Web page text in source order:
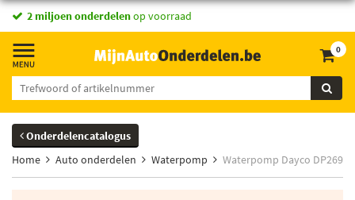
2 miljoen onderdelenop voorraad
0
Onderdelencatalogus
Home
Auto onderdelen Waterpomp Waterpomp Dayco DP269